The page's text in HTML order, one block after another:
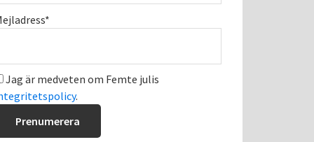
Jag är medveten om Femte julis
.